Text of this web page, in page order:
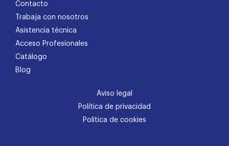
Contacto
Trabaja con nosotros
Asistencia técnica
Acceso Profesionales
Catálogo
Blog
Aviso legal
Política de privacidad
Política de cookies